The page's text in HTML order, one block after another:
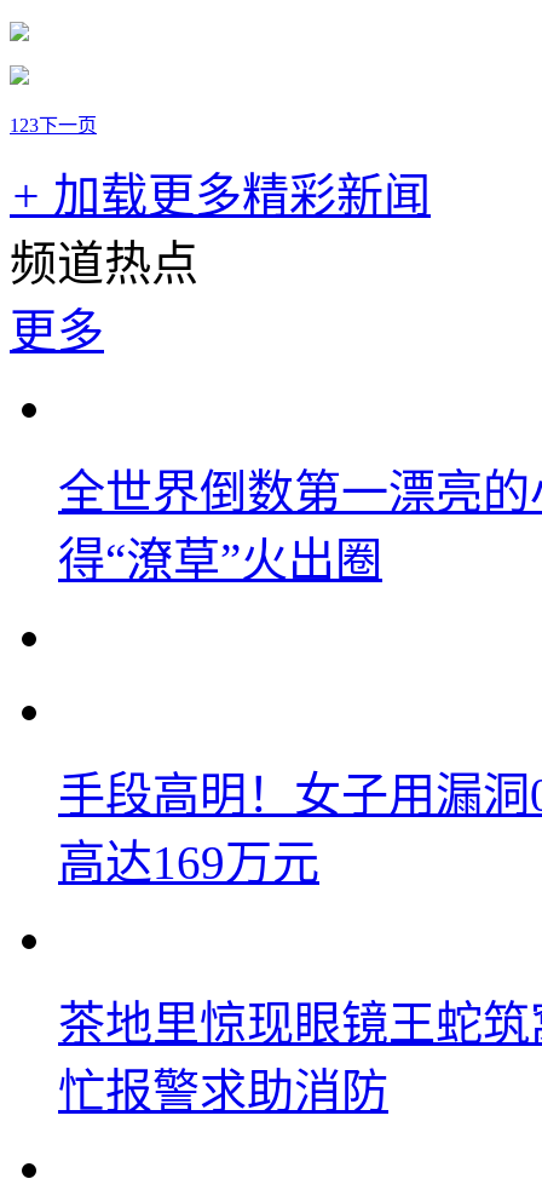
1 23下一页
+ 加载更多精彩新闻
频道热点
更多
全世界倒数第一漂亮
得“潦草”火出圈
手段高明！女子用漏
高达169万元
茶地里惊现眼镜王蛇
忙报警求助消防